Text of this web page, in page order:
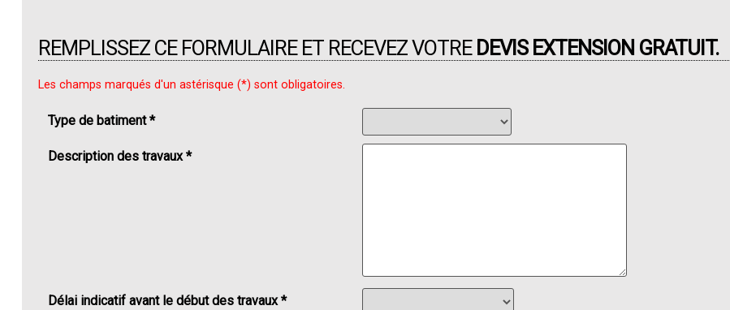
REMPLISSEZ CE FORMULAIRE ET RECEVEZ VOTRE DEVIS EXTENSION GRATUIT.
Les champs marqués d'un astérisque (*) sont obligatoires.
Type de batiment *
Description des travaux *
Délai indicatif avant le début des travaux *